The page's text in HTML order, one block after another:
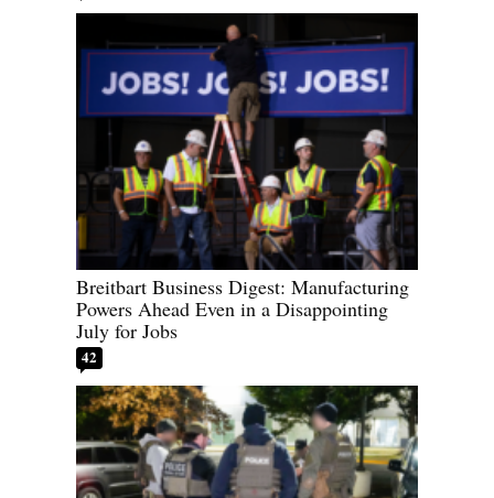
Breitbart Business Digest: Manufacturing
Powers Ahead Even in a Disappointing
July for Jobs
42